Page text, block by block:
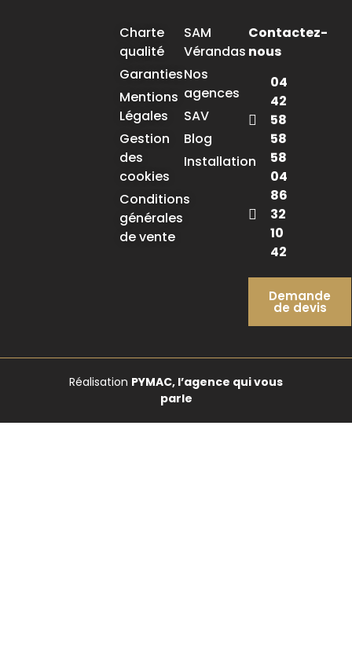
Charte
qualité
Garanties
Mentions
Légales
Gestion
des
cookies
Conditions
générales
de vente
SAM
Vérandas
Nos
agences
SAV
Blog
Installation
Contactez-
nous
04
42
58
58
58
04
86
32
10
42
Demande
de devis
Réalisation PYMAC, l’agence qui vous
parle